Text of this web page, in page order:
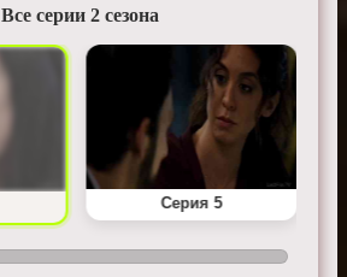
Все серии 2 сезона
Серия 5